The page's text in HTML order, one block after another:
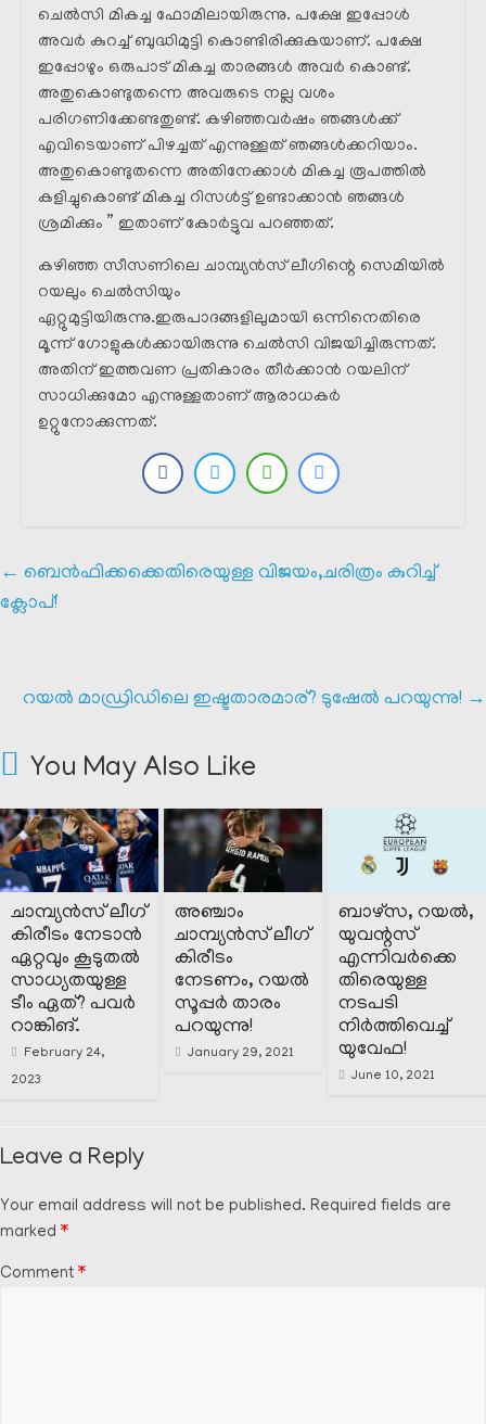
ചെൽസി മികച്ച ഫോമിലായിരുന്നു. പക്ഷേ ഇപ്പോൾ
അവർ കുറച്ച് ബുദ്ധിമുട്ടി കൊണ്ടിരിക്കുകയാണ്. പക്ഷേ
ഇപ്പോഴും ഒരുപാട് മികച്ച താരങ്ങൾ അവർ കൊണ്ട്.
അതുകൊണ്ടുതന്നെ അവരുടെ നല്ല വശം
പരിഗണിക്കേണ്ടതുണ്ട്. കഴിഞ്ഞവർഷം ഞങ്ങൾക്ക്
എവിടെയാണ് പിഴച്ചത് എന്നുള്ളത് ഞങ്ങൾക്കറിയാം.
അതുകൊണ്ടുതന്നെ അതിനേക്കാൾ മികച്ച രൂപത്തിൽ
കളിച്ചുകൊണ്ട് മികച്ച റിസൾട്ട് ഉണ്ടാക്കാൻ ഞങ്ങൾ
ശ്രമിക്കും ” ഇതാണ് കോർട്ടുവ പറഞ്ഞത്.
കഴിഞ്ഞ സീസണിലെ ചാമ്പ്യൻസ് ലീഗിന്റെ സെമിയിൽ
റയലും ചെൽസിയും
ഏറ്റുമുട്ടിയിരുന്നു.ഇരുപാദങ്ങളിലുമായി ഒന്നിനെതിരെ
മൂന്ന് ഗോളുകൾക്കായിരുന്നു ചെൽസി വിജയിച്ചിരുന്നത്.
അതിന് ഇത്തവണ പ്രതികാരം തീർക്കാൻ റയലിന്
സാധിക്കുമോ എന്നുള്ളതാണ് ആരാധകർ
ഉറ്റുനോക്കുന്നത്.
← ബെൻഫിക്കക്കെതിരെയുള്ള വിജയം,ചരിത്രം കുറിച്ച്
ക്ലോപ്!
റയൽ മാഡ്രിഡിലെ ഇഷ്ടതാരമാര്? ടുഷേൽ പറയുന്നു! →
You May Also Like
ചാമ്പ്യൻസ് ലീഗ്
കിരീടം നേടാൻ
ഏറ്റവും കൂടുതൽ
സാധ്യതയുള്ള
ടീം ഏത്? പവർ
റാങ്കിങ്.
February 24,
2023
അഞ്ചാം
ചാമ്പ്യൻസ് ലീഗ്
കിരീടം
നേടണം, റയൽ
സൂപ്പർ താരം
പറയുന്നു!
January 29, 2021
ബാഴ്‌സ, റയൽ,
യുവന്റസ്
എന്നിവർക്കെ
തിരെയുള്ള
നടപടി
നിർത്തിവെച്ച്
യുവേഫ!
June 10, 2021
Leave a Reply
Your email address will not be published. Required fields are
marked *
Comment *